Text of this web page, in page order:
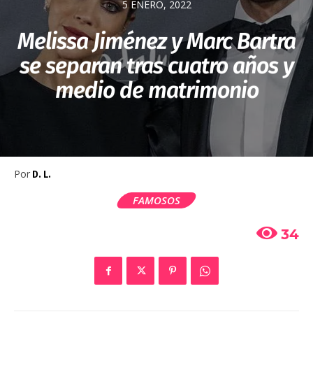
5 ENERO, 2022
Melissa Jiménez y Marc Bartra
se separan tras cuatro años y
medio de matrimonio
Por D. L.
FAMOSOS
34